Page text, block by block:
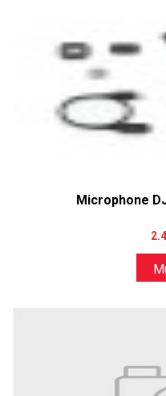
Microphone